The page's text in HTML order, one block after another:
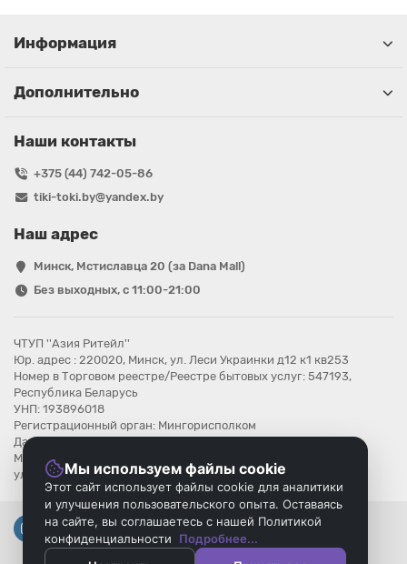
Информация
Дополнительно
Наши контакты
+375 (44) 742-05-86
tiki-toki.by@yandex.by
Наш адрес
Минск, Мстиславца 20 (за Dana Mall)
Без выходных, с 11:00-21:00
ЧТУП ''Азия Ритейл''
Юр. адрес : 220020, Минск, ул. Леси Украинки д12 к1 кв253
Номер в Торговом реестре/Реестре бытовых услуг: 547193,
Республика Беларусь
УНП: 193896018
Регистрационный орган: Мингорисполком
Дата регистрации компании: 08.08.2025
Местонахождение книги замечаний и предложений: г.Минск,
ул.Мстиславца 20Мы используем файлы cookie
Этот сайт использует файлы cookie для аналитики
и улучшения пользовательского опыта. Оставаясь
на сайте, вы соглашаетесь с нашей Политикой
конфиденциальности
Подробнее...